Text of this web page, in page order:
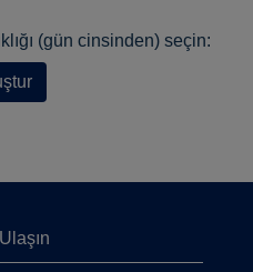
(gün cinsinden) seçin: